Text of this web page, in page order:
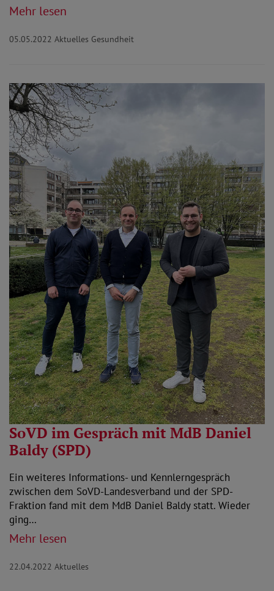
Mehr lesen
05.05.2022 Aktuelles Gesundheit
SoVD im Gespräch mit MdB Daniel
Baldy (SPD)
Ein weiteres Informations- und Kennlerngespräch
zwischen dem SoVD-Landesverband und der SPD-
Fraktion fand mit dem MdB Daniel Baldy statt. Wieder
ging…
Mehr lesen
22.04.2022 Aktuelles